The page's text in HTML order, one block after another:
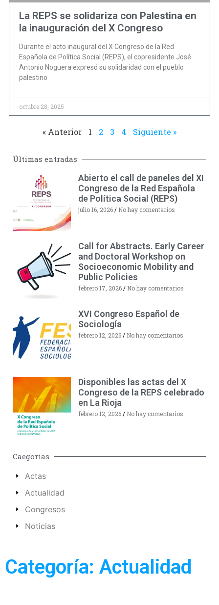
La REPS se solidariza con Palestina en
la inauguración del X Congreso
Durante el acto inaugural del X Congreso de la Red
Española de Política Social (REPS), el copresidente José
Antonio Noguera expresó su solidaridad con el pueblo
palestino
octubre 28, 2025
« Anterior 1 2 3 4 Siguiente »
Últimas entradas
Abierto el call de paneles del XI
Congreso de la Red Española
de Política Social (REPS)
julio 16, 2026 No hay comentarios
Call for Abstracts. Early Career
and Doctoral Workshop on
Socioeconomic Mobility and
Public Policies
febrero 17, 2026 No hay comentarios
XVI Congreso Español de
Sociología
febrero 12, 2026 No hay comentarios
Disponibles las actas del X
Congreso de la REPS celebrado
en La Rioja
febrero 12, 2026 No hay comentarios
Caegorias
Actas
Actualidad
Congresos
Noticias
Categoría: Actualidad